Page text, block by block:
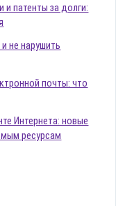
патенты за долги:
не нарушить
почты: что
Интернета: новые
ресурсам